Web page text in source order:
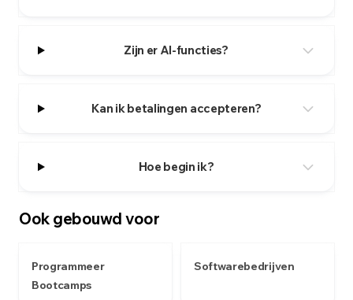
Zijn er AI-functies?
Kan ik betalingen accepteren?
Hoe begin ik?
Ook gebouwd voor
Programmeer
Bootcamps
Softwarebedrijven